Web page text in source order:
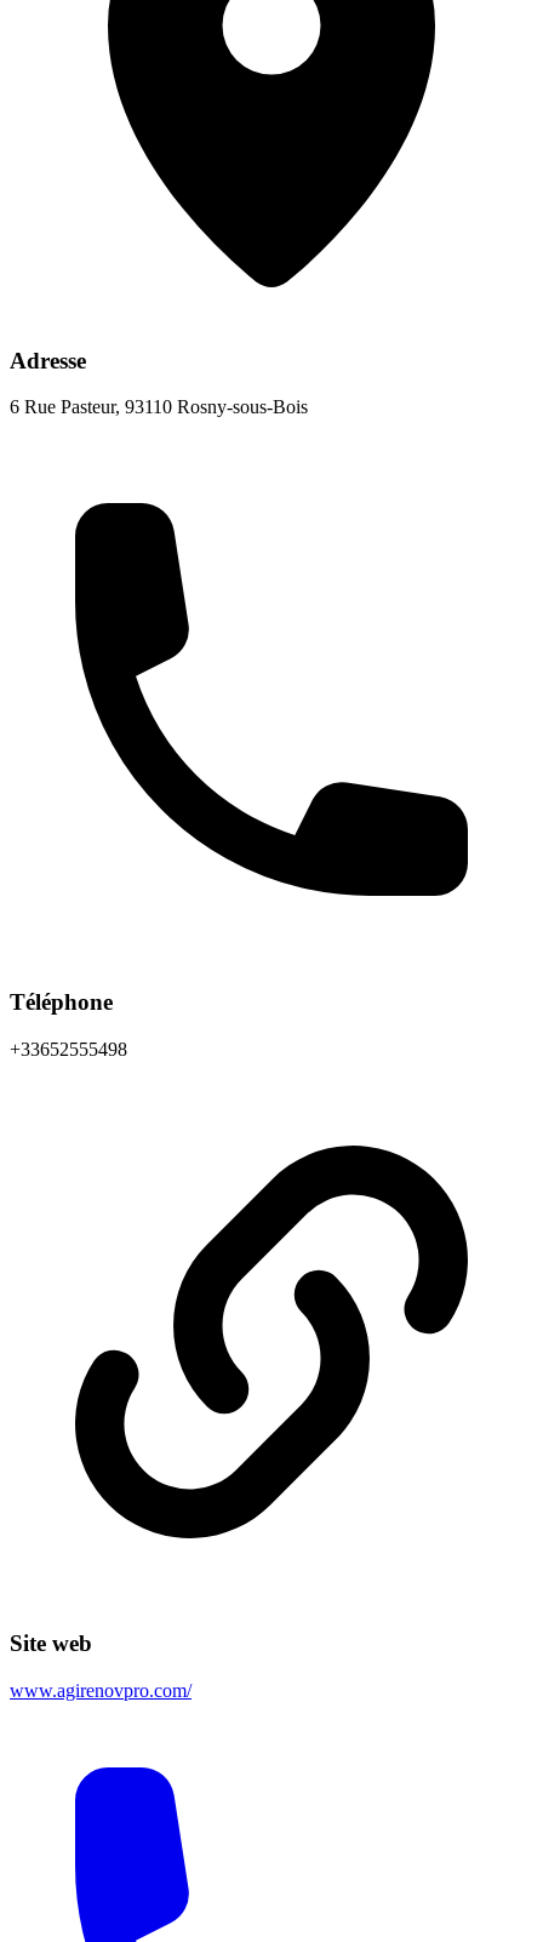
Adresse
6 Rue Pasteur, 93110 Rosny-sous-Bois
Téléphone
+33652555498
Site web
www.agirenovpro.com/